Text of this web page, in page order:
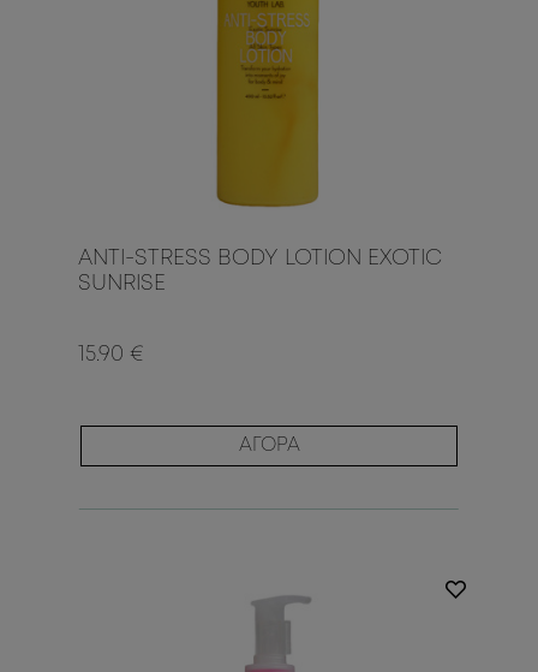
ANTI-STRESS BODY LOTION EXOTIC
SUNRISE
15.90 €
ΑΓΟΡΑ